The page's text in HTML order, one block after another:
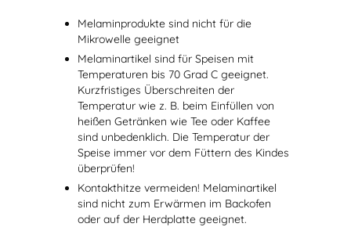
Melaminprodukte sind nicht für die
Mikrowelle geeignet
Melaminartikel sind für Speisen mit
Temperaturen bis 70 Grad C geeignet.
Kurzfristiges Überschreiten der
Temperatur wie z. B. beim Einfüllen von
heißen Getränken wie Tee oder Kaffee
sind unbedenklich. Die Temperatur der
Speise immer vor dem Füttern des Kindes
überprüfen!
Kontakthitze vermeiden! Melaminartikel
sind nicht zum Erwärmen im Backofen
oder auf der Herdplatte geeignet.